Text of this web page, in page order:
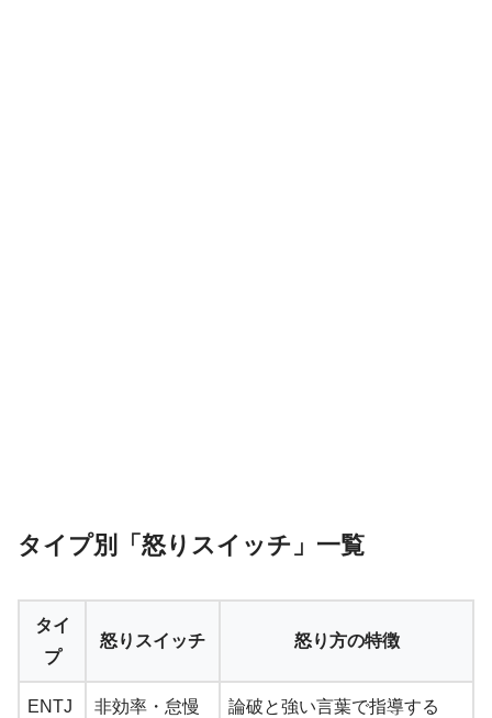
タイプ別「怒りスイッチ」一覧
タイ
プ
怒りスイッチ 怒り方の特徴
ENTJ 非効率・怠慢 論破と強い言葉で指導する